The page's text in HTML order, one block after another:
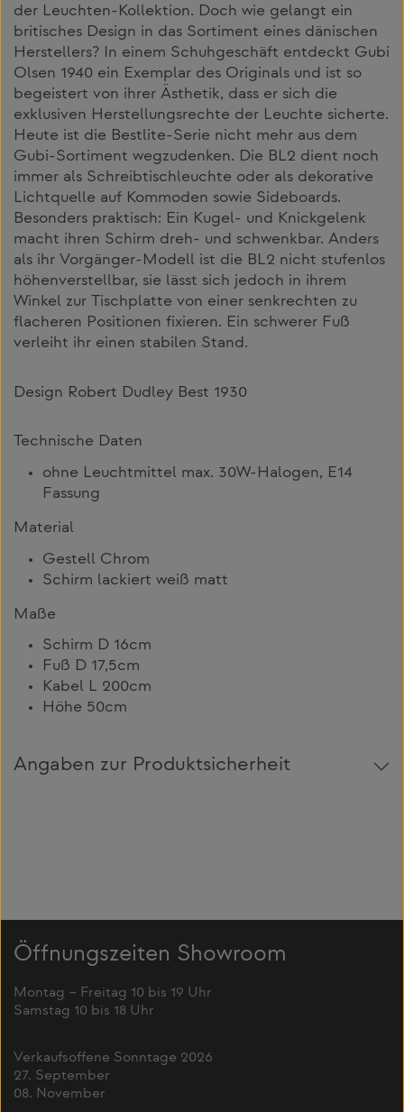
der Leuchten-Kollektion. Doch wie gelangt ein
britisches Design in das Sortiment eines dänischen
Herstellers? In einem Schuhgeschäft entdeckt Gubi
Olsen 1940 ein Exemplar des Originals und ist so
begeistert von ihrer Ästhetik, dass er sich die
exklusiven Herstellungsrechte der Leuchte sicherte.
Heute ist die Bestlite-Serie nicht mehr aus dem
Gubi-Sortiment wegzudenken. Die BL2 dient noch
immer als Schreibtischleuchte oder als dekorative
Lichtquelle auf Kommoden sowie Sideboards.
Besonders praktisch: Ein Kugel- und Knickgelenk
macht ihren Schirm dreh- und schwenkbar. Anders
als ihr Vorgänger-Modell ist die BL2 nicht stufenlos
höhenverstellbar, sie lässt sich jedoch in ihrem
Winkel zur Tischplatte von einer senkrechten zu
flacheren Positionen fixieren. Ein schwerer Fuß
verleiht ihr einen stabilen Stand.
Design Robert Dudley Best 1930
Technische Daten
ohne Leuchtmittel max. 30W-Halogen, E14
Fassung
Material
Gestell Chrom
Schirm lackiert weiß matt
Maße
Schirm D 16cm
Fuß D 17,5cm
Kabel L 200cm
Höhe 50cm
Angaben zur Produktsicherheit
Öffnungszeiten Showroom
Montag – Freitag 10 bis 19 Uhr
Samstag 10 bis 18 Uhr
Verkaufsoffene Sonntage 2026
27. September
08. November